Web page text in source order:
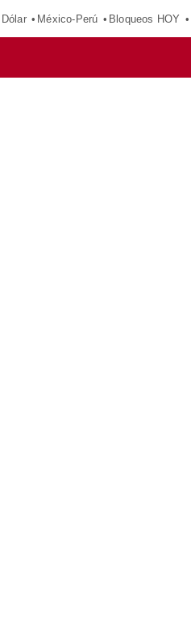
Dólar México-Perú Bloqueos HOY